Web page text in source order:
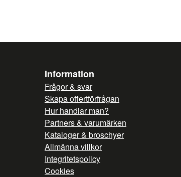
Information
Frågor & svar
Skapa offertförfrågan
Hur handlar man?
Partners & varumärken
Kataloger & broschyer
Allmänna villkor
Integritetspolicy
Cookies